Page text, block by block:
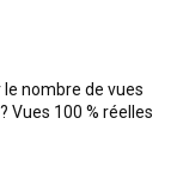
nombre de vues
Vues 100 % réelles